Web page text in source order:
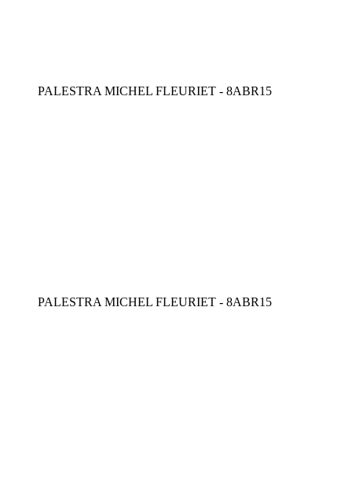
PALESTRA MICHEL FLEURIET - 8ABR15
PALESTRA MICHEL FLEURIET - 8ABR15